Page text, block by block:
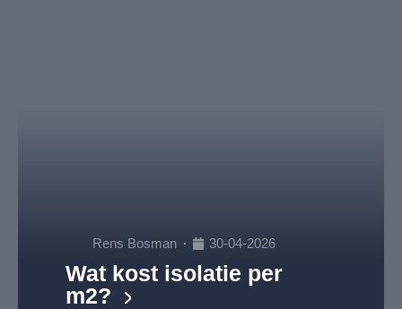
Rens Bosman 30-04-2026
Wat kost isolatie per
m2?